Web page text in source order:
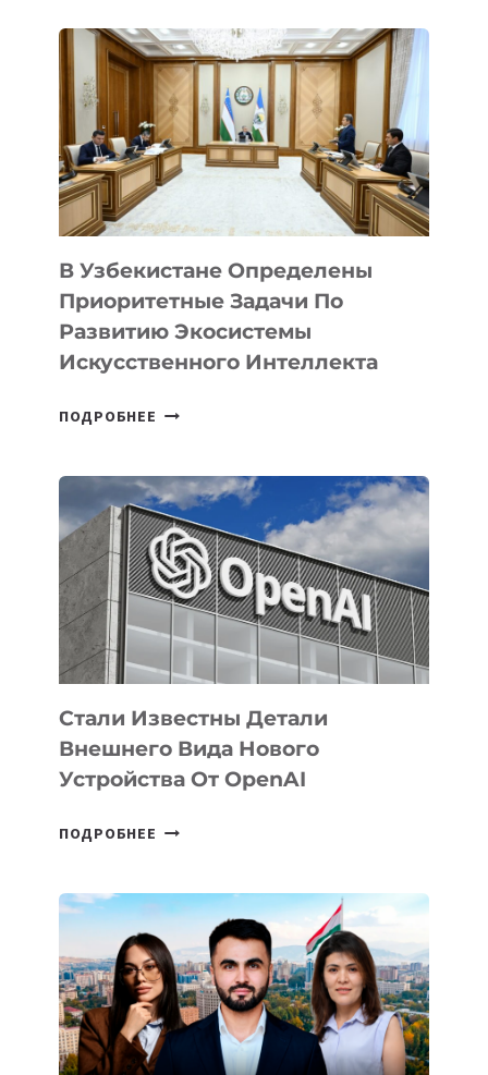
В Узбекистане Определены
Приоритетные Задачи По
Развитию Экосистемы
Искусственного Интеллекта
ПОДРОБНЕЕ
ПРИОРИТЕТНЫЕ
ЗАДАЧИ
ПО
РАЗВИТИЮ
ЭКОСИСТЕМЫ
ИСКУССТВЕННОГО
ИНТЕЛЛЕКТА
Стали Известны Детали
Внешнего Вида Нового
Устройства От OpenAI
ПОДРОБНЕЕ СТАЛИ
ВНЕШНЕГО
ВИДА
НОВОГО
УСТРОЙСТВА
ОТ
OPENAI